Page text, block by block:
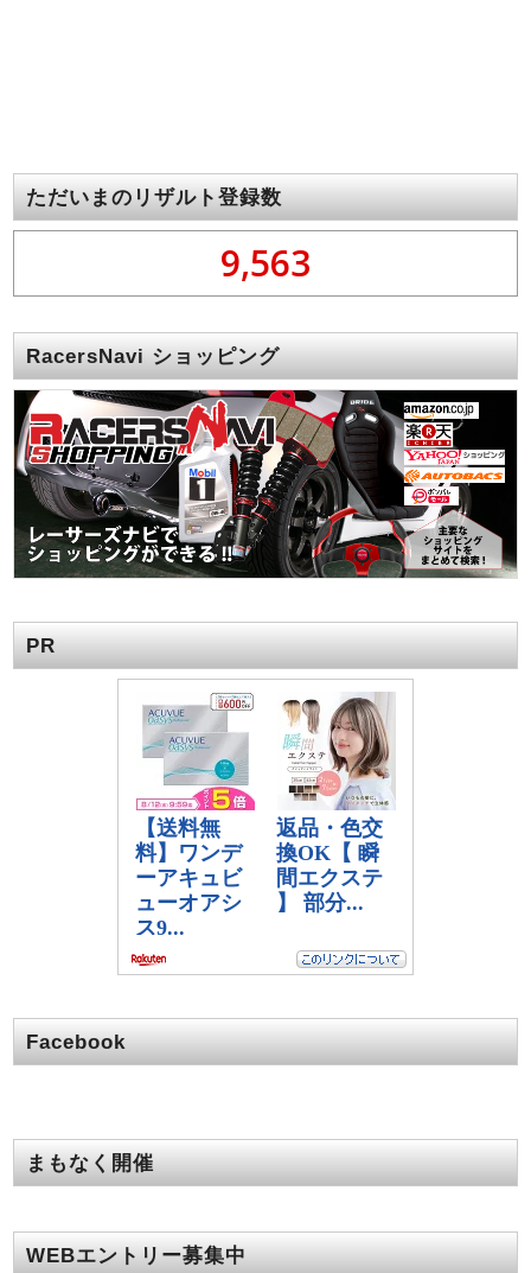
ただいまのリザルト登録数
9,563
RacersNavi ショッピング
PR
Facebook
まもなく開催
WEBエントリー募集中